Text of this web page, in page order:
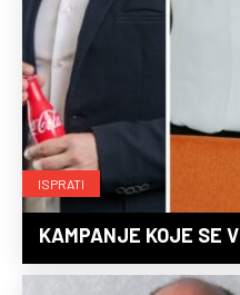
ISPRATI
KAMPANJE KOJE SE